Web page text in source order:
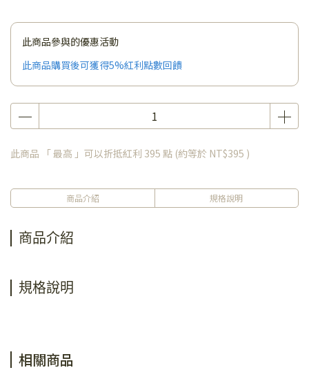
此商品參與的優惠活動
此商品購買後可獲得5%紅利點數回饋
此商品 「 最高 」可以折抵紅利 395 點 (約等於 NT$395 )
商品介紹 規格說明
商品介紹
規格說明
相關商品